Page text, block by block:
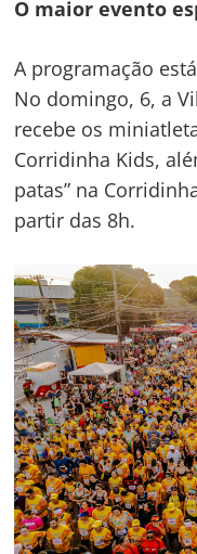
O maior evento
A programação
No domingo, 6, a
recebe os
Corridinha Kids,
patas” na
partir das 8h.